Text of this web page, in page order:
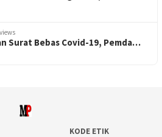
Surat Bebas Covid-19, Pemda…
KODE ETIK